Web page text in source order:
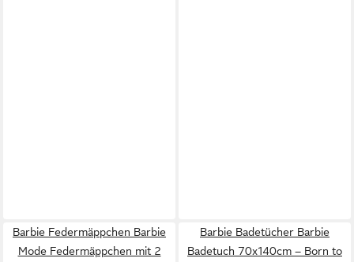
Barbie Federmäppchen Barbie
Mode Federmäppchen mit 2
Barbie Badetücher Barbie
Badetuch 70x140cm – Born to